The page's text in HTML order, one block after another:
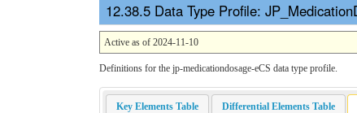
Data Type Profile:
Active as of 2024-11-10
Definitions for the jp-medicationdosage-eCS data type profile.
Key Elements Table Differential Elements Table